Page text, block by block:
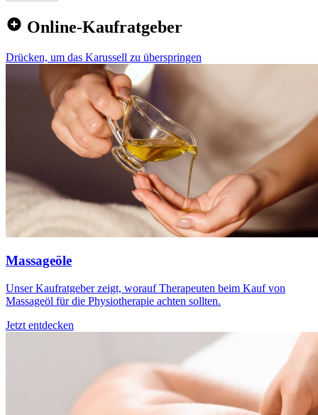
Online-Kaufratgeber
Drücken, um das Karussell zu überspringen
Massageöle
Unser Kaufratgeber zeigt, worauf Therapeuten beim Kauf von
Massageöl für die Physiotherapie achten sollten.
Jetzt entdecken